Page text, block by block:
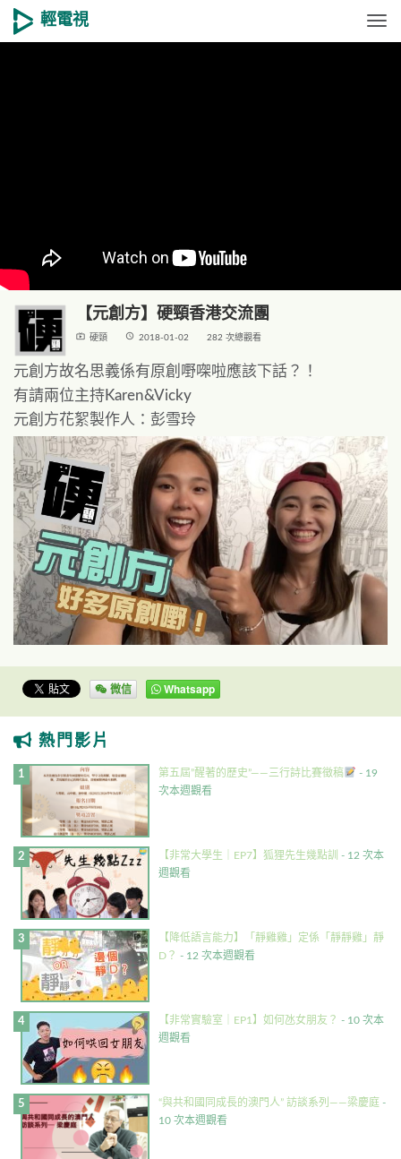
輕電視
【元創方】硬頸香港交流團
live_tv 硬頸 access_time 2018-01-02 282 次總觀看
元創方故名思義係有原創嘢㗎啦應該下話？！
有請兩位主持Karen&Vicky
元創方花絮製作人：彭雪玲
微信 Whatsapp
熱門影片
第五屆”醒著的歷史”——三行詩比賽徵稿
- 19
次本週觀看
【非常大學生｜EP7】狐狸先生幾點訓 - 12 次本
週觀看
【降低語言能力】「靜雞雞」定係「靜靜雞」靜
D？ - 12 次本週觀看
【非常實驗室｜EP1】如何氹女朋友？ - 10 次本
週觀看
“與共和國同成長的澳門人” 訪談系列——梁慶庭 -
10 次本週觀看